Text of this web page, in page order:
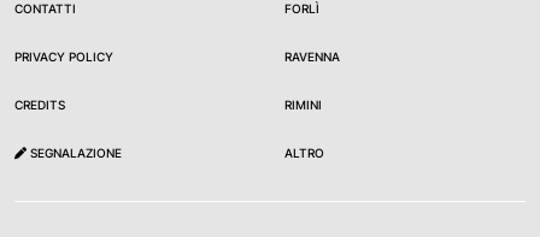
CONTATTI
PRIVACY POLICY
CREDITS
SEGNALAZIONE
FORLÌ
RAVENNA
RIMINI
ALTRO